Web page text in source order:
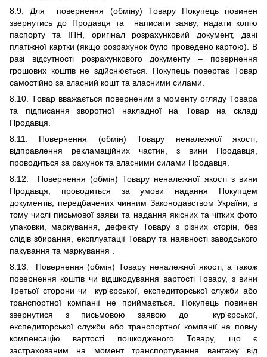
8.9. Для повернення (обміну) Товару Покупець повинен
звернутись до Продавця та написати заяву, надати копію
паспорту та ІПН , оригінал розрахунковий документ, дані
платіжної картки (якщо розрахунок було проведено картою). В
разі відсутності розрахункового документу – повернення
грошових коштів не здійснюється. Покупець повертає Товар
самостійно за власний кошт та власними силами.
8.10. Товар вважається поверненим з моменту огляду Товара
та підписання зворотної накладної на Товар на складі
Продавця.
8.11. Повернення (обмін) Товару неналежної якості,
відправлення рекламаційних частин, з вини Продавця,
проводиться за рахунок та власними силами Продавця.
8.12. Повернення (обмін) Товару неналежної якості з вини
Продавця, проводиться за умови надання Покупцем
документів, передбачених чинним Законодавством України, в
тому числі письмової заяви та надання якісних та чітких фото
упаковки, маркування, дефекту Товару з різних сторін, без
слідів збирання, експлуатації Товару та наявності заводського
пакування та маркування .
8.13. Повернення (обмін) Товару неналежної якості, а також
повернення коштів чи відшкодування вартості Товару, з вини
Третьої сторони чи кур'єрської, експедиторської служби або
транспортної компанії не приймається. Покупець повинен
звернутися з письмовою заявою до кур'єрської,
експедиторської служби або транспортної компанії на повну
компенсацію вартості пошкодженого Товару, що є
застрахованим на момент транспортування вантажу від